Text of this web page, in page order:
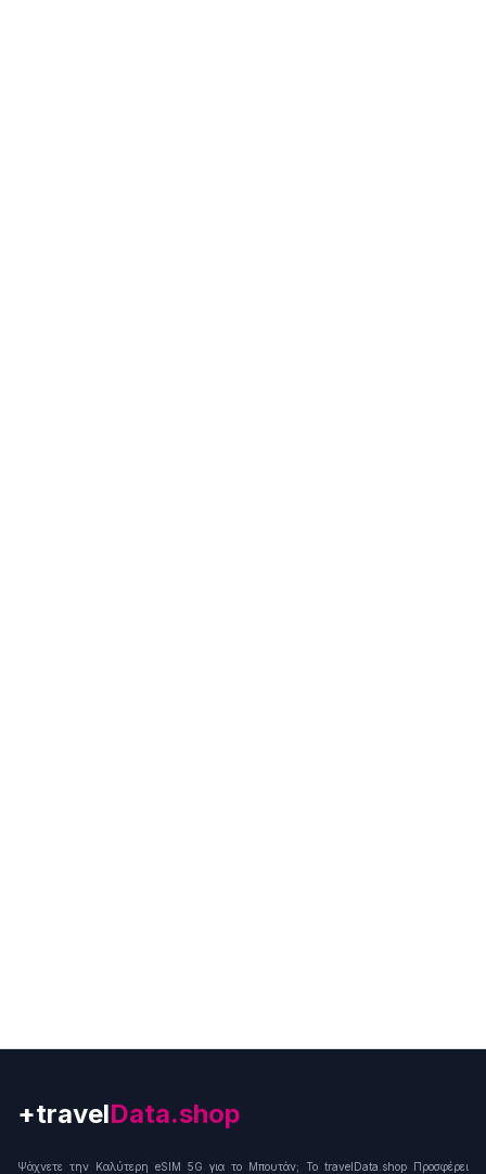
+travelConnection
Ψάχνετε την Καλύτερη eSIM 5G για το Μπουτάν; Το travelData.shop Προσφέρει